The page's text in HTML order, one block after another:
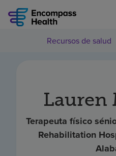
Encuentre una
Por qué debe elegirnos
Servicios de rehabilitación
Recursos de salud
Lauren
Terapeuta físico
Rehabilitation